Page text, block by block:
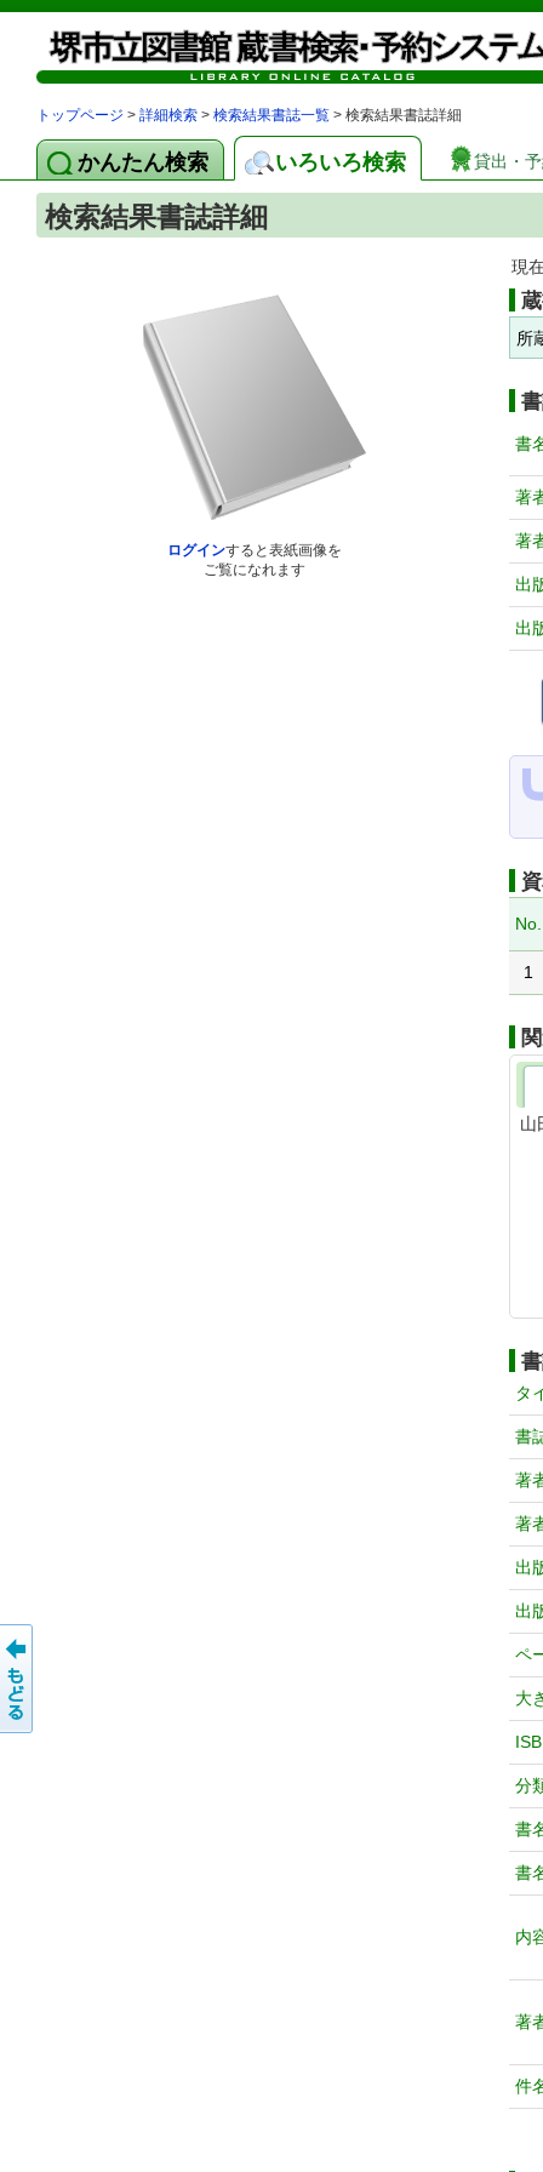
トップページ > 詳細検索 > 検索結果書誌一覧 > 検索結果書誌詳細
かんたん検索 いろいろ検索 貸出・
検索結果書誌詳細
ログインすると表紙画像を
ご覧になれます
現
所
書
著
著
出
出
No.
1
山
タ
書
著
著
出
出
ペ
大
分
書
書
内
著
件